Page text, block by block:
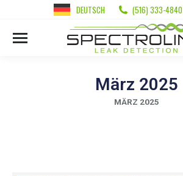
DEUTSCH (516) 333-4840
März 2025
MÄRZ 2025